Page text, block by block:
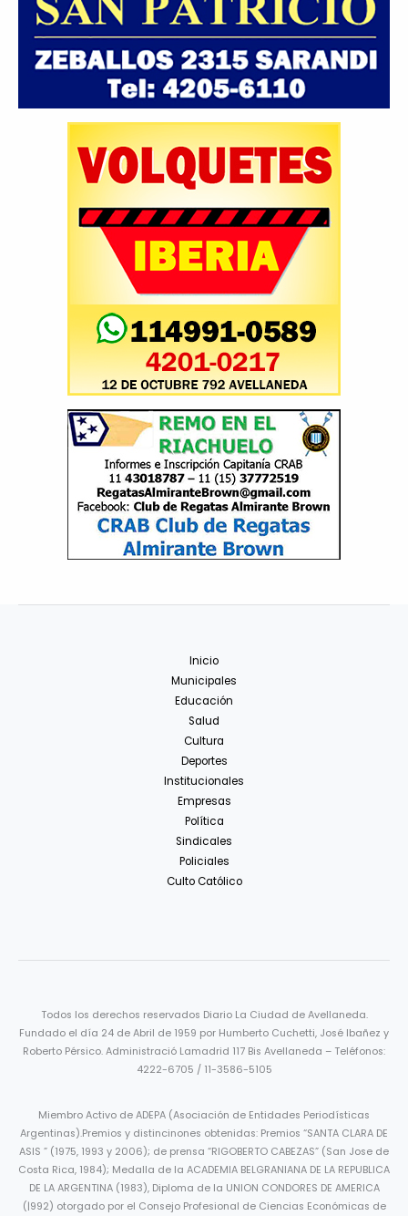
Inicio
Municipales
Educación
Salud
Cultura
Deportes
Institucionales
Empresas
Política
Sindicales
Policiales
Culto Católico
Todos los derechos reservados Diario La Ciudad de Avellaneda.
Fundado el día 24 de Abril de 1959 por Humberto Cuchetti, José Ibañez y
Roberto Pérsico. Administració Lamadrid 117 Bis Avellaneda – Teléfonos:
4222-6705 / 11-3586-5105
Miembro Activo de ADEPA (Asociación de Entidades Periodísticas
Argentinas).Premios y distincinones obtenidas: Premios “SANTA CLARA DE
ASIS ” (1975, 1993 y 2006); de prensa “RIGOBERTO CABEZAS” (San Jose de
Costa Rica, 1984); Medalla de la ACADEMIA BELGRANIANA DE LA REPUBLICA
DE LA ARGENTINA (1983), Diploma de la UNION CONDORES DE AMERICA
(|992) otorgado por el Consejo Profesional de Ciencias Económicas de